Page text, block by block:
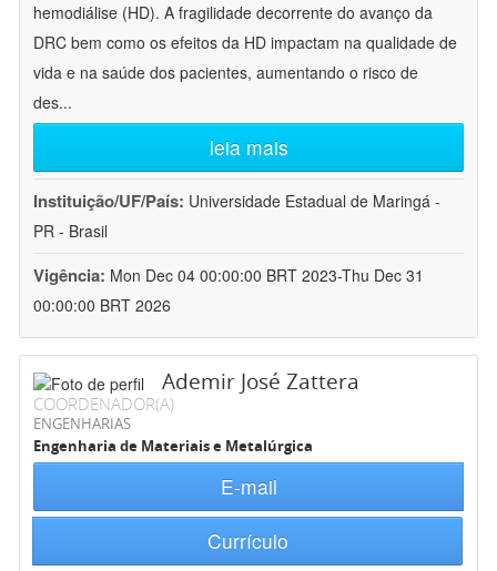
hemodiálise (HD). A fragilidade decorrente do avanço da
DRC bem como os efeitos da HD impactam na qualidade de
vida e na saúde dos pacientes, aumentando o risco de
des...
leia mais
Instituição/UF/País: Universidade Estadual de Maringá -
PR - Brasil
Vigência: Mon Dec 04 00:00:00 BRT 2023-Thu Dec 31
00:00:00 BRT 2026
Ademir José Zattera
COORDENADOR(A)
ENGENHARIAS
Engenharia de Materiais e Metalúrgica
E-mail
Currículo